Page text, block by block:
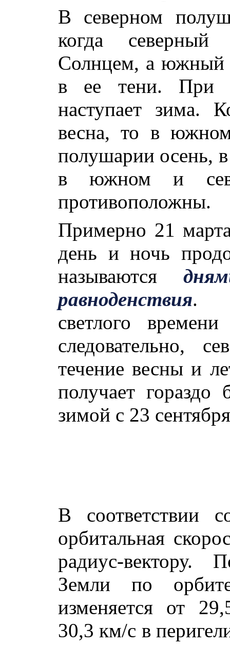
В северном
когда
Солнцем, а южный
в ее тени. При
наступает зима.
весна, то в
полушарии осень,
в южном и
противоположны.
Примерно 21
день и ночь
называются
равноденствия.
светлого
следовательно,
течение весны и
получает
зимой с 23
В соответствии
орбитальная
радиус-вектору.
Земли по
изменяется от
30,3 км/с в